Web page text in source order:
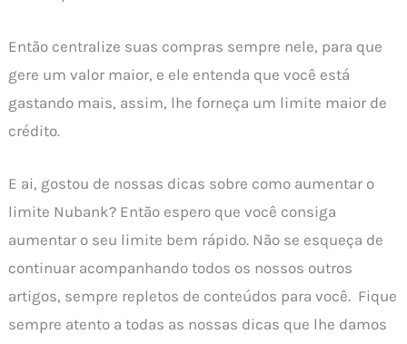
Então centralize suas compras sempre nele, para que
gere um valor maior, e ele entenda que você está
gastando mais, assim, lhe forneça um limite maior de
crédito.
E ai, gostou de nossas dicas sobre como aumentar o
limite Nubank? Então espero que você consiga
aumentar o seu limite bem rápido. Não se esqueça de
continuar acompanhando todos os nossos outros
artigos, sempre repletos de conteúdos para você. Fique
sempre atento a todas as nossas dicas que lhe damos